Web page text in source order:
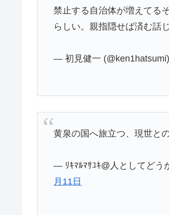
禁止する自治体が増えてる
らしい。親指隠せば済む話
— 初見健一 (@ken1hatsumi)
黄泉の国へ旅立つ、現世と
— ﾘｷﾏﾙﾏｻﾕｷ@人としてどう
月11日